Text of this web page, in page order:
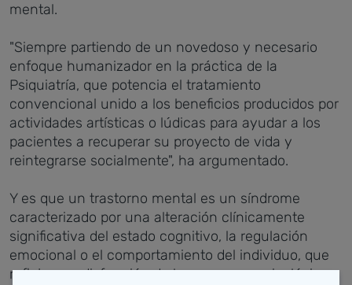
mental.
"Siempre partiendo de un novedoso y necesario
enfoque humanizador en la práctica de la
Psiquiatría, que potencia el tratamiento
convencional unido a los beneficios producidos por
actividades artísticas o lúdicas para ayudar a los
pacientes a recuperar su proyecto de vida y
reintegrarse socialmente", ha argumentado.
Y es que un trastorno mental es un síndrome
caracterizado por una alteración clínicamente
significativa del estado cognitivo, la regulación
emocional o el comportamiento del individuo, que
refleja una disfunción de los procesos psicológicos,